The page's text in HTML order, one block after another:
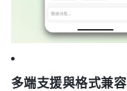
多端支援與格式兼容